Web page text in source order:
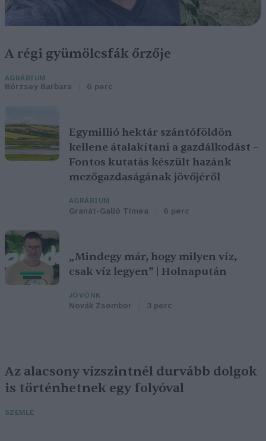
A régi gyümölcsfák őrzője
AGRÁRIUM
Börzsey Barbara 6 perc
Egymillió hektár szántóföldön
kellene átalakítani a gazdálkodást –
Fontos kutatás készült hazánk
mezőgazdaságának jövőjéről
AGRÁRIUM
Granát-Galló Tímea 6 perc
„Mindegy már, hogy milyen víz,
csak víz legyen” | Holnapután
JÖVŐNK
Novák Zsombor 3 perc
Az alacsony vízszintnél durvább dolgok
is történhetnek egy folyóval
SZEMLE